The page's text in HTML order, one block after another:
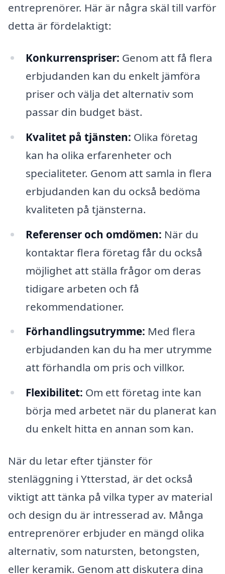
entreprenörer. Här är några skäl till varför
detta är fördelaktigt:
Konkurrenspriser: Genom att få flera
erbjudanden kan du enkelt jämföra
priser och välja det alternativ som
passar din budget bäst.
Kvalitet på tjänsten: Olika företag
kan ha olika erfarenheter och
specialiteter. Genom att samla in flera
erbjudanden kan du också bedöma
kvaliteten på tjänsterna.
Referenser och omdömen: När du
kontaktar flera företag får du också
möjlighet att ställa frågor om deras
tidigare arbeten och få
rekommendationer.
Förhandlingsutrymme: Med flera
erbjudanden kan du ha mer utrymme
att förhandla om pris och villkor.
Flexibilitet: Om ett företag inte kan
börja med arbetet när du planerat kan
du enkelt hitta en annan som kan.
När du letar efter tjänster för
stenläggning i Ytterstad, är det också
viktigt att tänka på vilka typer av material
och design du är intresserad av. Många
entreprenörer erbjuder en mängd olika
alternativ, som natursten, betongsten,
eller keramik. Genom att diskutera dina